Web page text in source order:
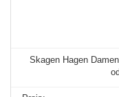
Skagen Hagen